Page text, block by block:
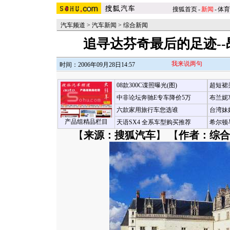
搜狐首页-新闻 -体育
汽车频道 > 汽车新闻 > 综合新闻
追寻达芬奇最后的足迹
时间：2006年09月28日14:57 我来说两句
产品组精品栏目
08款300C谍照曝光(图)
中非论坛奔驰E专车降价5万
六款家用旅行车您选谁
天语SX4 全系车型购买推荐
超短裙
布兰妮
台湾妹
希尔顿
【来源：搜狐汽车】 【作者：综